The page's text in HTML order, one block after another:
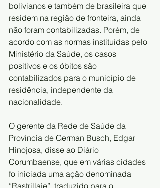
bolivianos e também de brasileira que
residem na região de fronteira, ainda
não foram contabilizadas. Porém, de
acordo com as normas instituídas pelo
Ministério da Saúde, os casos
positivos e os óbitos são
contabilizados para o município de
residência, independente da
nacionalidade.
O gerente da Rede de Saúde da
Província de German Busch, Edgar
Hinojosa, disse ao Diário
Corumbaense, que em várias cidades
fo iniciada uma ação denominada